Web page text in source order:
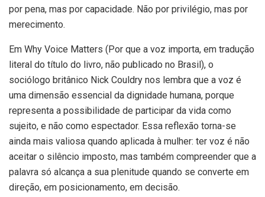
por pena, mas por capacidade. Não por privilégio, mas por
merecimento.
Em Why Voice Matters (Por que a voz importa, em tradução
literal do título do livro, não publicado no Brasil), o
sociólogo britânico Nick Couldry nos lembra que a voz é
uma dimensão essencial da dignidade humana, porque
representa a possibilidade de participar da vida como
sujeito, e não como espectador. Essa reflexão torna-se
ainda mais valiosa quando aplicada à mulher: ter voz é não
aceitar o silêncio imposto, mas também compreender que a
palavra só alcança a sua plenitude quando se converte em
direção, em posicionamento, em decisão.